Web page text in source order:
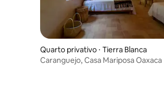
Quarto privativo ⋅ Tierra Blanca
Caranguejo, Casa Mariposa Oaxaca